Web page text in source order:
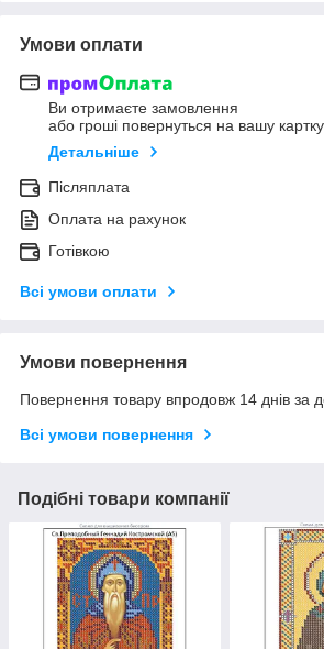
Умови оплати
Ви отримаєте замовлення
або гроші повернуться на вашу картку
Детальніше
Післяплата
Оплата на рахунок
Готівкою
Всі умови оплати
Умови повернення
Повернення товару впродовж 14 днів за
Всі умови повернення
Подібні товари компанії